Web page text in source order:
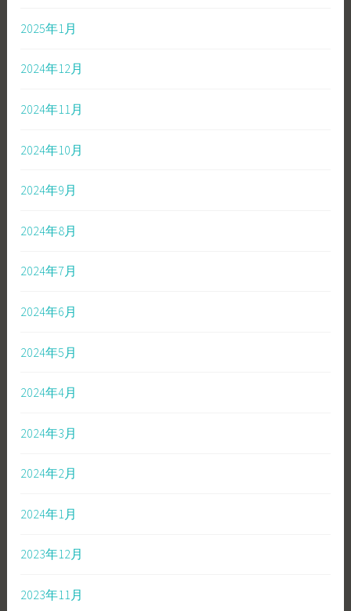
2025年1月
2024年12月
2024年11月
2024年10月
2024年9月
2024年8月
2024年7月
2024年6月
2024年5月
2024年4月
2024年3月
2024年2月
2024年1月
2023年12月
2023年11月